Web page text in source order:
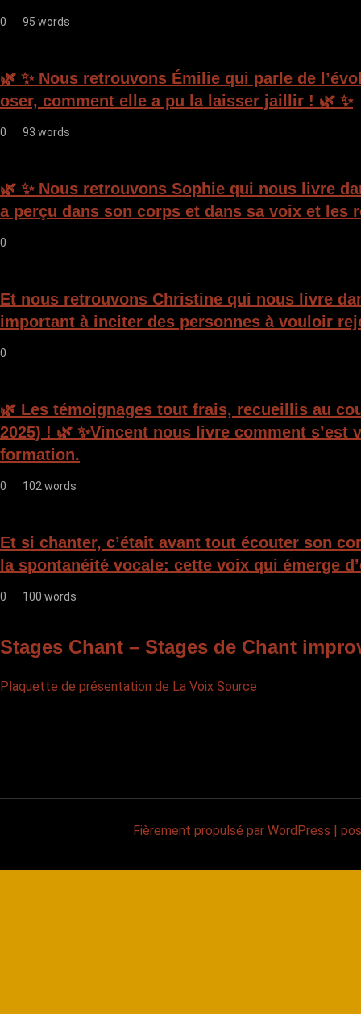
0 95 words
🌿 ✨ Nous retrouvons Émilie qui parle de
oser, comment elle a pu la laisser jaillir ! 🌿 ✨
0 93 words
🌿 ✨ Nous retrouvons Sophie qui nous livre
a perçu dans son corps et dans sa voix et les
0
Et nous retrouvons Christine qui nous livre
important à inciter des personnes à vouloir
0
🌿 Les témoignages tout frais, recueillis au
2025) ! 🌿 ✨Vincent nous livre comment
formation.
0 102 words
Et si chanter, c’était avant tout écouter son
la spontanéité vocale: cette voix qui émerge
0 100 words
Stages Chant – Stages de Chant
Plaquette de présentation de La Voix Source
Fièrement propulsé par WordPress